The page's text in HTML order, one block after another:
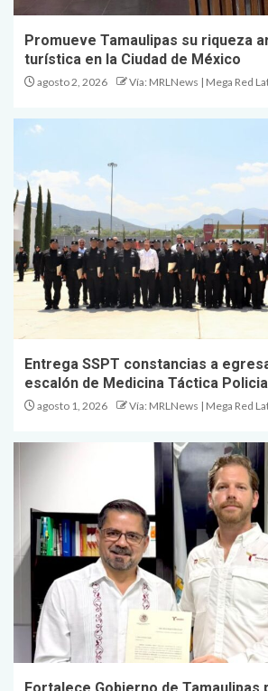
Promueve Tamaulipas su riqueza
turística en la Ciudad de México
agosto 2, 2026 Vía: MRLNews | Mega Red
Entrega SSPT constancias a
escalón de Medicina Táctica Policial
agosto 1, 2026 Vía: MRLNews | Mega Red